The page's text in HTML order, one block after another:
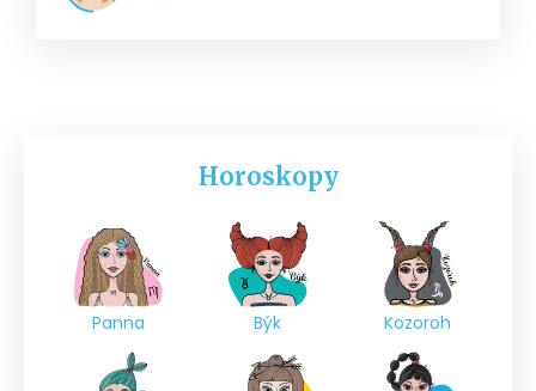
Horoskopy
Panna Býk Kozoroh